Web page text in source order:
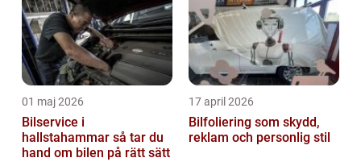
01 maj 2026
Bilservice i
hallstahammar så tar du
hand om bilen på rätt sätt
17 april 2026
Bilfoliering som skydd,
reklam och personlig stil